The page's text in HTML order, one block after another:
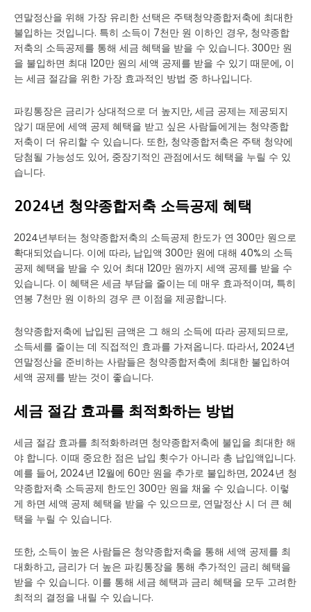
연말정산을 위해 가장 유리한 선택은 주택청약종합저축에 최대한
불입하는 것입니다. 특히 소득이 7천만 원 이하인 경우, 청약종합
저축의 소득공제를 통해 세금 혜택을 받을 수 있습니다. 300만 원
을 불입하면 최대 120만 원의 세액 공제를 받을 수 있기 때문에, 이
는 세금 절감을 위한 가장 효과적인 방법 중 하나입니다.
파킹통장은 금리가 상대적으로 더 높지만, 세금 공제는 제공되지
않기 때문에 세액 공제 혜택을 받고 싶은 사람들에게는 청약종합
저축이 더 유리할 수 있습니다. 또한, 청약종합저축은 주택 청약에
당첨될 가능성도 있어, 중장기적인 관점에서도 혜택을 누릴 수 있
습니다.
2024년 청약종합저축 소득공제 혜택
2024년부터는 청약종합저축의 소득공제 한도가 연 300만 원으로
확대되었습니다. 이에 따라, 납입액 300만 원에 대해 40%의 소득
공제 혜택을 받을 수 있어 최대 120만 원까지 세액 공제를 받을 수
있습니다. 이 혜택은 세금 부담을 줄이는 데 매우 효과적이며, 특히
연봉 7천만 원 이하의 경우 큰 이점을 제공합니다.
청약종합저축에 납입된 금액은 그 해의 소득에 따라 공제되므로,
소득세를 줄이는 데 직접적인 효과를 가져옵니다. 따라서, 2024년
연말정산을 준비하는 사람들은 청약종합저축에 최대한 불입하여
세액 공제를 받는 것이 좋습니다.
세금 절감 효과를 최적화하는 방법
세금 절감 효과를 최적화하려면 청약종합저축에 불입을 최대한 해
야 합니다. 이때 중요한 점은 납입 횟수가 아니라 총 납입액입니다.
예를 들어, 2024년 12월에 60만 원을 추가로 불입하면, 2024년 청
약종합저축 소득공제 한도인 300만 원을 채울 수 있습니다. 이렇
게 하면 세액 공제 혜택을 받을 수 있으므로, 연말정산 시 더 큰 혜
택을 누릴 수 있습니다.
또한, 소득이 높은 사람들은 청약종합저축을 통해 세액 공제를 최
대화하고, 금리가 더 높은 파킹통장을 통해 추가적인 금리 혜택을
받을 수 있습니다. 이를 통해 세금 혜택과 금리 혜택을 모두 고려한
최적의 결정을 내릴 수 있습니다.